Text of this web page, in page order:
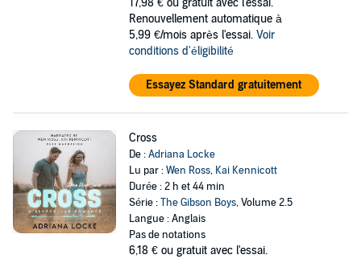
17,98 € ou gratuit avec l'essai.
Renouvellement automatique à
5,99 €/mois après l'essai. Voir
conditions d'éligibilité
Essayez Standard gratuitement
Cross
De :Adriana Locke
Lu par :Wen Ross, Kai Kennicott
Durée : 2 h et 44 min
Série :The Gibson Boys, Volume 2.5
Langue : Anglais
Pas de notations
6,18 € ou gratuit avec l'essai.